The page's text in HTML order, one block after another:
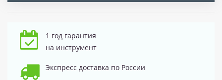
1 год гарантия
на инструмент
Экспресс доставка по России